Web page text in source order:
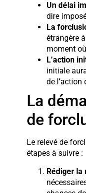
Un délai
dire
La
étrangère
moment
L’action
initiale
de l’action
La
de
Le relevé de
étapes à suivre :
Rédiger la